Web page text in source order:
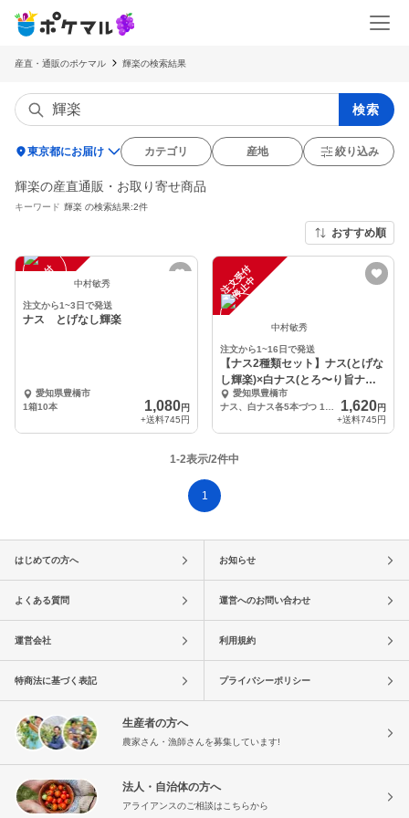
産直・通販のポケマル 輝楽の検索結果
検索
location_on東京都にお届け カテゴリ 産地 絞り込み
輝楽の産直通販・お取り寄せ商品
キーワード 輝楽 の検索結果:2件
おすすめ順
注
文
受
付
停
止 中村敏秀
注文から1~3日で発送
ナス とげなし輝楽
愛知県豊橋市
1箱10本
1,080円
+送料745円
注
文
受
付
停
止
中
中村敏秀
注文から1~16日で発送
【ナス2種類セット】ナス(とげな
し輝楽)×白ナス(とろ〜り旨ナス)
各5本入り
愛知県豊橋市
1,620円
+送料745円
1-2表示/2件中
1
はじめての方へ お知らせ
よくある質問 運営へのお問い合わせ
運営会社 利用規約
特商法に基づく表記 プライバシーポリシー
生産者の方へ
農家さん・漁師さんを募集しています!
法人・自治体の方へ
アライアンスのご相談はこちらから